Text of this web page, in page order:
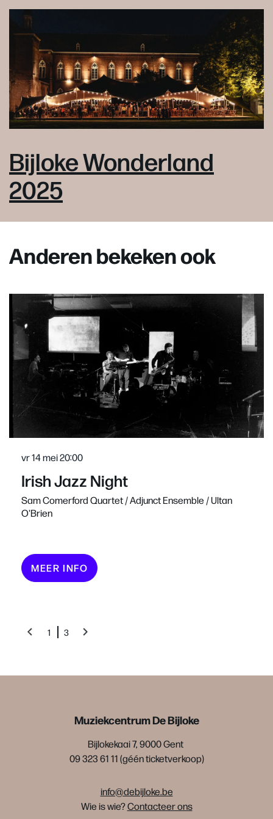
Bijloke Wonderland
2025
Anderen bekeken ook
Irish Jazz Night
Sam Comerford Quartet / Adjunct Ensemble / Ultan
O'Brien
vr 14 mei20:00
MEER INFO
1 3
Muziekcentrum De Bijloke
Bijlokekaai 7, 9000 Gent
09 323 61 11 (géén ticketverkoop)
info@debijloke.be
Wie is wie?Contacteer ons